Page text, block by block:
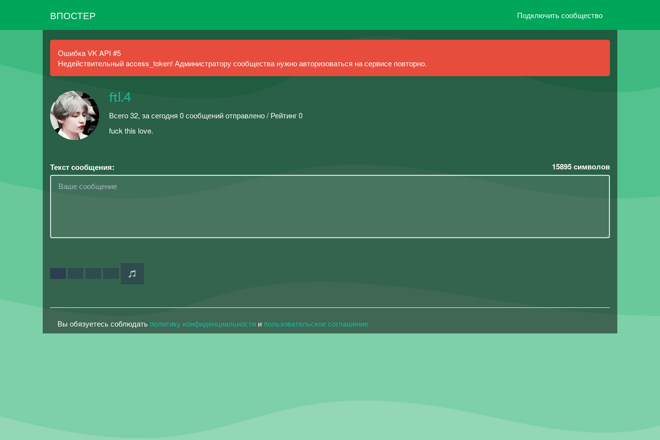
ВПОСТЕР Подключить сообщество
Ошибка VK API #5
Недействительный access_token! Администратору сообщества нужно авторизоваться на сервисе повторно.
ftl.4
Всего 32, за сегодня 0 сообщений отправлено / Рейтинг 0
fuck this love.
Текст сообщения: 15895символов
Вы обязуетесь соблюдать политику конфиденциальности и пользовательское соглашение